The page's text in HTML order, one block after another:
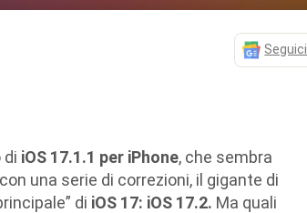
Seguici
di iOS 17.1.1 per iPhone, che sembra
una serie di correzioni, il gigante di
di iOS 17: iOS 17.2. Ma quali